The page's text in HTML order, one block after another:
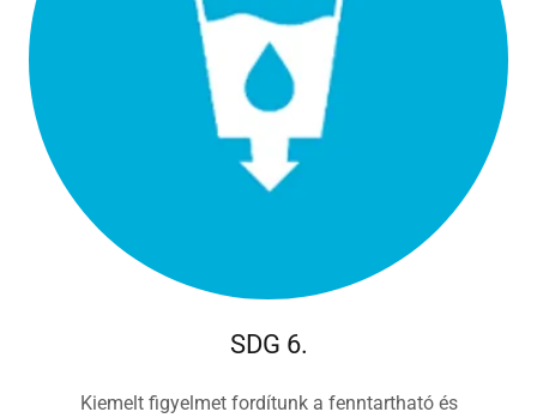
SDG 6.
Kiemelt figyelmet fordítunk a fenntartható és